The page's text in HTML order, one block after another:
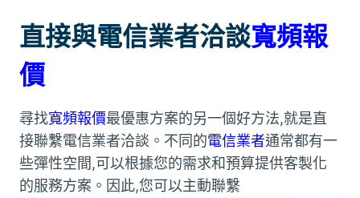
直接與電信業者洽談寬頻報
價
尋找寬頻報價最優惠方案的另一個好方法,就是直
接聯繫電信業者洽談。不同的電信業者通常都有一
些彈性空間,可以根據您的需求和預算提供客製化
的服務方案。因此,您可以主動聯繫